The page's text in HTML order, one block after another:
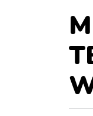
ELLÁTÁSI